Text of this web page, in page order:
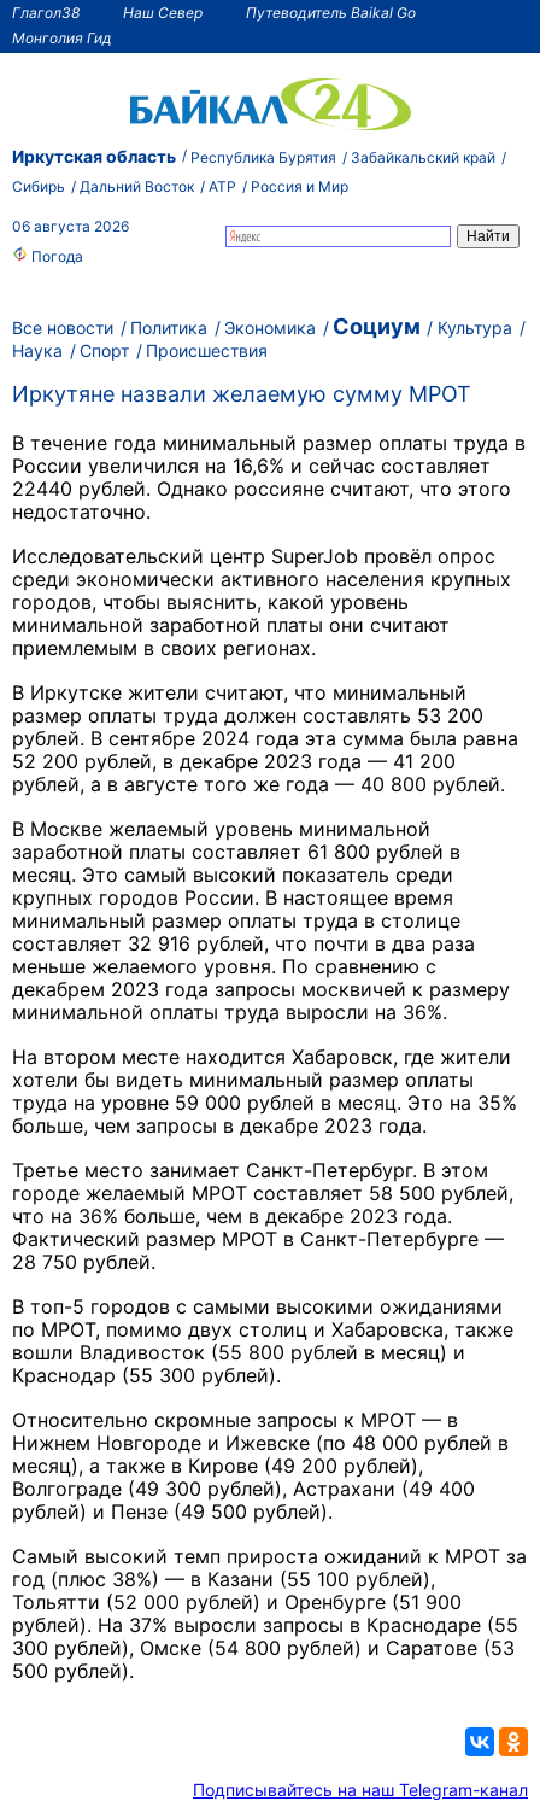
Глагол38 Наш Север
Путеводитель Baikal Go
Монголия Гид
Иркутская область Республика Бурятия
Забайкальский край
Сибирь
Дальний Восток АТР Россия и Мир
06 августа 2026
Погода
Все новости Политика Экономика Социум
Культура
Наука
Спорт Происшествия
Иркутяне назвали желаемую сумму МРОТ
В течение года минимальный размер оплаты труда в
России увеличился на 16,6% и сейчас составляет
22440 рублей. Однако россияне считают, что этого
недостаточно.
Исследовательский центр SuperJob провёл опрос
среди экономически активного населения крупных
городов, чтобы выяснить, какой уровень
минимальной заработной платы они считают
приемлемым в своих регионах.
В Иркутске жители считают, что минимальный
размер оплаты труда должен составлять 53 200
рублей. В сентябре 2024 года эта сумма была равна
52 200 рублей, в декабре 2023 года — 41 200
рублей, а в августе того же года — 40 800 рублей.
В Москве желаемый уровень минимальной
заработной платы составляет 61 800 рублей в
месяц. Это самый высокий показатель среди
крупных городов России. В настоящее время
минимальный размер оплаты труда в столице
составляет 32 916 рублей, что почти в два раза
меньше желаемого уровня. По сравнению с
декабрем 2023 года запросы москвичей к размеру
минимальной оплаты труда выросли на 36%.
На втором месте находится Хабаровск, где жители
хотели бы видеть минимальный размер оплаты
труда на уровне 59 000 рублей в месяц. Это на 35%
больше, чем запросы в декабре 2023 года.
Третье место занимает Санкт-Петербург. В этом
городе желаемый МРОТ составляет 58 500 рублей,
что на 36% больше, чем в декабре 2023 года.
Фактический размер МРОТ в Санкт-Петербурге —
28 750 рублей.
В топ-5 городов с самыми высокими ожиданиями
по МРОТ, помимо двух столиц и Хабаровска, также
вошли Владивосток (55 800 рублей в месяц) и
Краснодар (55 300 рублей).
Относительно скромные запросы к МРОТ — в
Нижнем Новгороде и Ижевске (по 48 000 рублей в
месяц), а также в Кирове (49 200 рублей),
Волгограде (49 300 рублей), Астрахани (49 400
рублей) и Пензе (49 500 рублей).
Самый высокий темп прироста ожиданий к МРОТ за
год (плюс 38%) — в Казани (55 100 рублей),
Тольятти (52 000 рублей) и Оренбурге (51 900
рублей). На 37% выросли запросы в Краснодаре (55
300 рублей), Омске (54 800 рублей) и Саратове (53
500 рублей).
Подписывайтесь на наш Telegram-канал